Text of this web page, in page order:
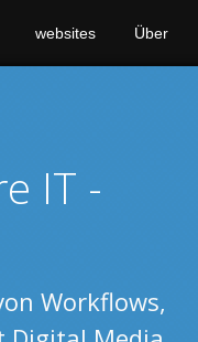
websites Über
IT -
Workflows,